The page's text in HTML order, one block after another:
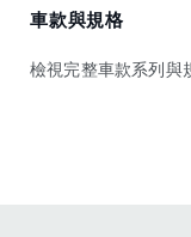
車款與規格
檢視完整車款系列與